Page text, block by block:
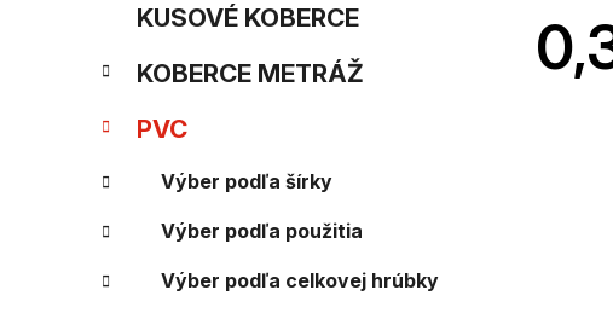
o
ý
p
a
kategórie
t
e
g
r
i
KUSOVÉ KOBERCE
KOBERCE METRÁŽ
PVC
Výber podľa šírky
Výber podľa použitia
Výber podľa celkovej hrúbky